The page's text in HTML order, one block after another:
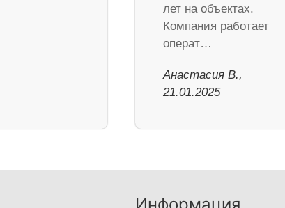
лет на объектах.
Компания работает
операт…
Анастасия В.,
21.01.2025
Информация